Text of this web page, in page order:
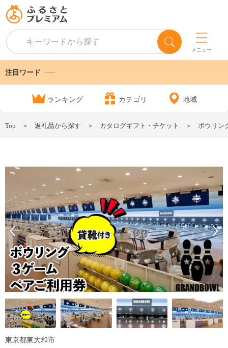
メニュー
注目ワード
ランキング カテゴリ 地域
Top 返礼品から探す カタログギフト・チケット ボウリン
東京都東大和市